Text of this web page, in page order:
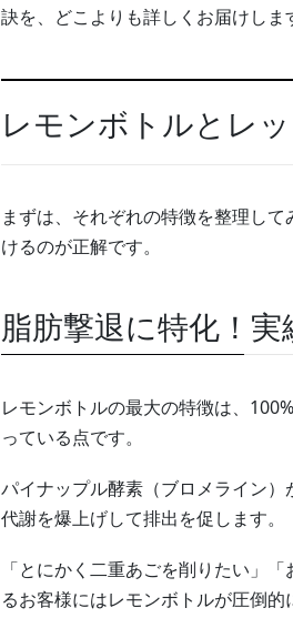
訣を、どこよりも詳しくお届けしま
レモンボトルとレ
まずは、それぞれの特徴を整理し
けるのが正解です。
脂肪撃退に特化！
レモンボトルの最大の特徴は、
っている点です。
パイナップル酵素（ブロメライン
代謝を爆上げして排出を促します。
「とにかく二重あごを削りたい」
るお客様にはレモンボトルが圧倒的